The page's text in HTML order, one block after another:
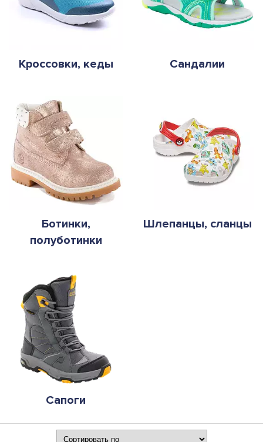
Кроссовки, кеды Сандалии
Ботинки,
полуботинки
Шлепанцы, сланцы
Сапоги